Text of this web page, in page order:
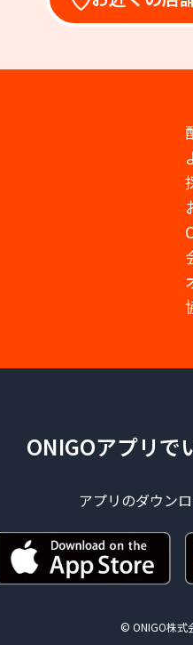
ONIGOアプリで
アプリのダウン
© ONIGO株式